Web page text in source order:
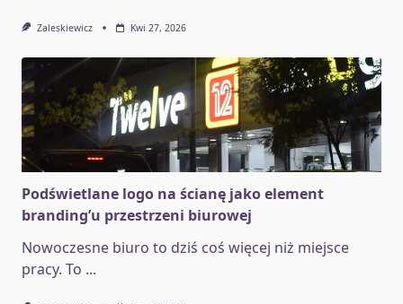
Zaleskiewicz Kwi 27, 2026
Podświetlane logo na ścianę jako element
branding’u przestrzeni biurowej
Nowoczesne biuro to dziś coś więcej niż miejsce
pracy. To ...